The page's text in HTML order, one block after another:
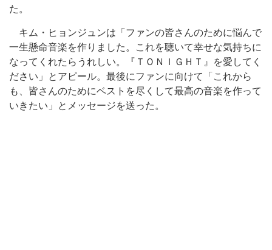
た。
キム・ヒョンジュンは「ファンの皆さんのために悩んで
一生懸命音楽を作りました。これを聴いて幸せな気持ちに
なってくれたらうれしい。『ＴＯＮＩＧＨＴ』を愛してく
ださい」とアピール。最後にファンに向けて「これから
も、皆さんのためにベストを尽くして最高の音楽を作って
いきたい」とメッセージを送った。